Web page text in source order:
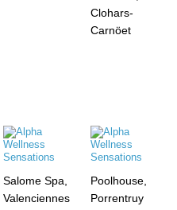
Clohars-
Carnöet
Salome Spa,
Valenciennes
Poolhouse,
Porrentruy